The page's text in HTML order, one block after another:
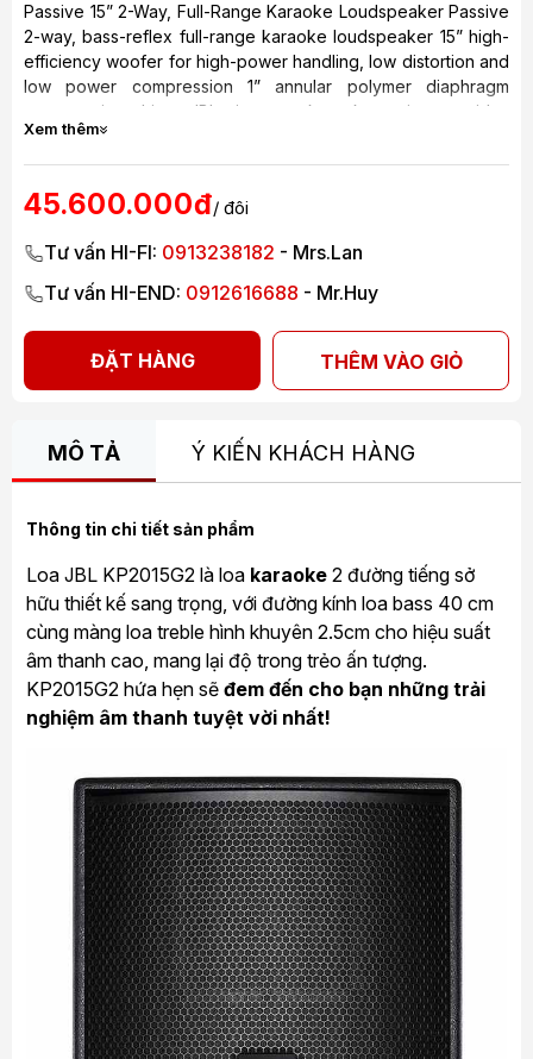
Passive 15” 2-Way, Full-Range Karaoke Loudspeaker Passive
2-way, bass-reflex full-range karaoke loudspeaker 15” high-
efficiency woofer for high-power handling, low distortion and
low power compression 1” annular polymer diaphragm
compression driver JBL signature karaoke tuning provides
excellent vocal and bass performance Precision-engineered
crossover delivers enhanced vocal clarity Sleek, modern
applications and installations PSL (Passive Sound Lighting)
Multiple M10 suspension points for a variety of applications
Xem thêm
45.600.000đ/ đôi
Tư vấn HI-FI: 0913238182 - Mrs.Lan
Tư vấn HI-END: 0912616688 - Mr.Huy
ĐẶT HÀNG THÊM VÀO GIỎ
MÔ TẢ Ý KIẾN KHÁCH HÀNG
Thông tin chi tiết sản phẩm
Loa JBL KP2015G2 là loa karaoke 2 đường tiếng sở
hữu thiết kế sang trọng, với đường kính loa bass 40 cm
cùng màng loa treble hình khuyên 2.5cm cho hiệu suất
âm thanh cao, mang lại độ trong trẻo ấn tượng.
KP2015G2 hứa hẹn sẽ đem đến cho bạn những trải
nghiệm âm thanh tuyệt vời nhất!